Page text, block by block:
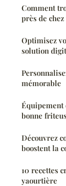
Comment
près de chez
Optimisez
solution
mémorable
Équipement
bonne
Découvrez
boostent la
10 recettes
yaourtière